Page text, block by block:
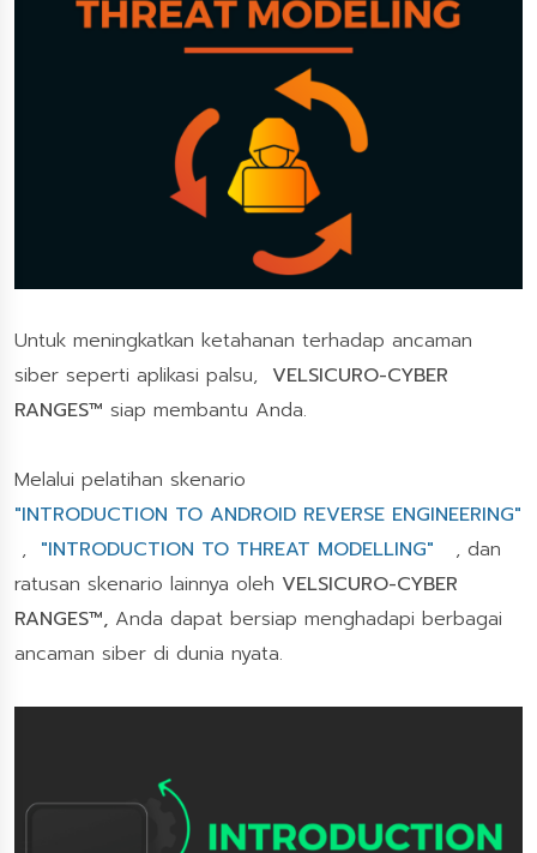
Untuk meningkatkan ketahanan terhadap ancaman
siber seperti aplikasi palsu, VELSICURO-CYBER
RANGES™ siap membantu Anda.
Melalui pelatihan skenario
"INTRODUCTION TO ANDROID REVERSE ENGINEERING"
, "INTRODUCTION TO THREAT MODELLING" , dan
ratusan skenario lainnya oleh VELSICURO-CYBER
RANGES™, Anda dapat bersiap menghadapi berbagai
ancaman siber di dunia nyata.